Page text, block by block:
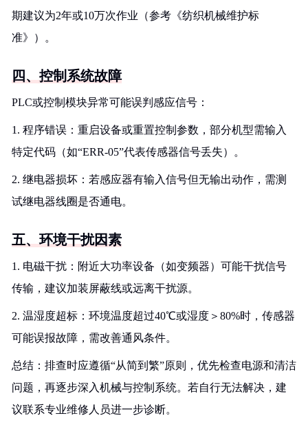
期建议为2年或10万次作业（参考《纺织机械维护标
准》）。
四、控制系统故障
PLC或控制模块异常可能误判感应信号：
1. 程序错误：重启设备或重置控制参数，部分机型需输入
特定代码（如“ERR-05”代表传感器信号丢失）。
2. 继电器损坏：若感应器有输入信号但无输出动作，需测
试继电器线圈是否通电。
五、环境干扰因素
1. 电磁干扰：附近大功率设备（如变频器）可能干扰信号
传输，建议加装屏蔽线或远离干扰源。
2. 温湿度超标：环境温度超过40℃或湿度＞80%时，传感器
可能误报故障，需改善通风条件。
总结：排查时应遵循“从简到繁”原则，优先检查电源和清洁
问题，再逐步深入机械与控制系统。若自行无法解决，建
议联系专业维修人员进一步诊断。